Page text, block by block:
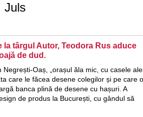
Juls
la târgul Autor, Teodora Rus aduce
de dud.
Oaș, „orașul ăla mic, cu casele
care le făcea desene colegilor și pe care o
banca plină de desene cu hașuri. A
de produs la București, cu gândul să